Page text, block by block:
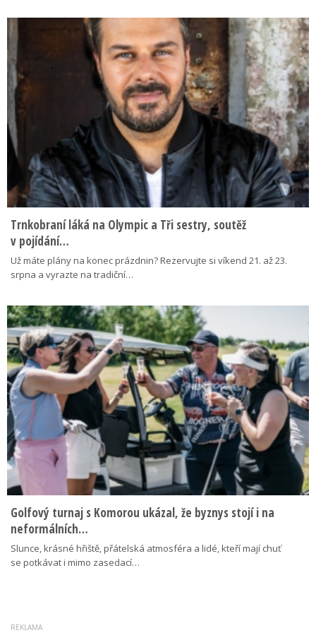
Trnkobraní láká na Olympic a Tři sestry, soutěž
v pojídání…
Už máte plány na konec prázdnin? Rezervujte si víkend 21. až 23.
srpna a vyrazte na tradiční…
Golfový turnaj s Komorou ukázal, že byznys stojí i na
neformálních…
Slunce, krásné hřiště, přátelská atmosféra a lidé, kteří mají chuť
se potkávat i mimo zasedací…